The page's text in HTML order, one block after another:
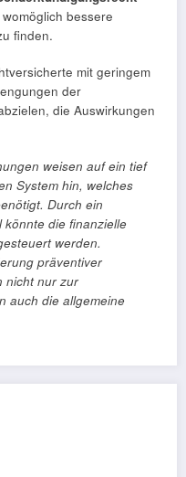
bessere
finden.
mit geringem
der
die Auswirkungen
weisen auf ein tief
System hin, welches
Durch ein
die finanzielle
werden.
präventiver
nicht nur zur
auch die allgemeine